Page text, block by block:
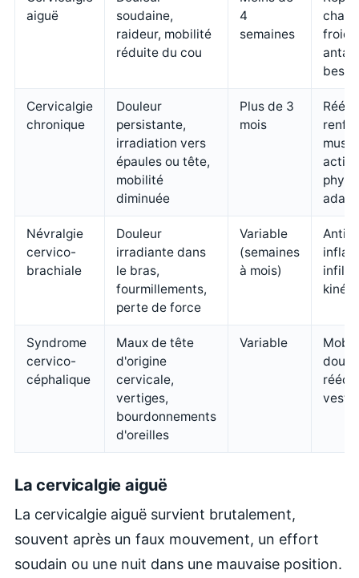
aiguë
soudaine,
raideur, mobilité
réduite du cou
4
semaines
froid,
Cervicalgie
chronique
Douleur
persistante,
irradiation vers
épaules ou tête,
mobilité
diminuée
Plus de 3
mois
Névralgie
cervico-
brachiale
Douleur
irradiante dans
le bras,
fourmillements,
perte de force
Variable
(semaines
à mois)
Anti-
Syndrome
cervico-
céphalique
Maux de tête
d'origine
cervicale,
vertiges,
bourdonnements
d'oreilles
Variable
La cervicalgie aiguë
La cervicalgie aiguë survient brutalement,
souvent après un faux mouvement, un effort
soudain ou une nuit dans une mauvaise position.